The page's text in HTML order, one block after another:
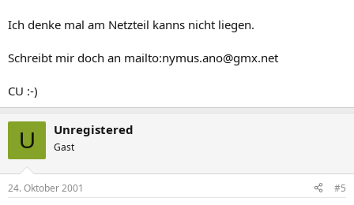
Ich denke mal am Netzteil kanns nicht liegen.
Schreibt mir doch an mailto:nymus.ano@gmx.net
CU :-)
U Unregistered
Gast
24. Oktober 2001 #5